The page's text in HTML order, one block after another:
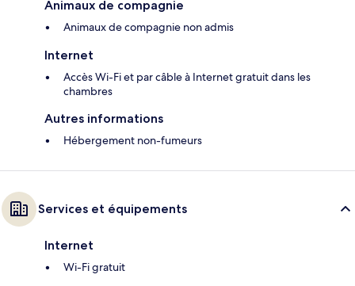
Animaux de compagnie
Animaux de compagnie non admis
Internet
Accès Wi-Fi et par câble à Internet gratuit dans les
chambres
Autres informations
Hébergement non-fumeurs
Services et équipements
Internet
Wi-Fi gratuit